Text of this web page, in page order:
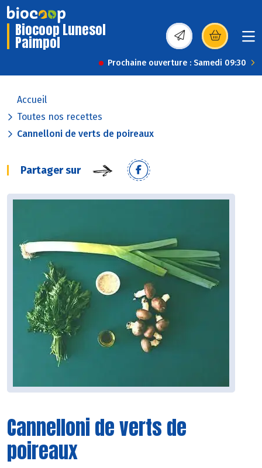
Biocoop Lunesol
Paimpol (s’ouvre dans une
Prochaine ouverture : Samedi 09:30
Accueil
Toutes nos recettes
Cannelloni de verts de poireaux
Partager sur
Cannelloni de verts de
poireaux